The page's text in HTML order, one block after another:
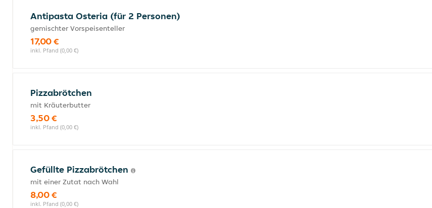
Antipasta Osteria (für 2 Personen)
gemischter Vorspeisenteller
17,00 €
inkl. Pfand (0,00 €)
Pizzabrötchen
mit Kräuterbutter
3,50 €
inkl. Pfand (0,00 €)
Gefüllte Pizzabrötchen
mit einer Zutat nach Wahl
8,00 €
inkl. Pfand (0,00 €)